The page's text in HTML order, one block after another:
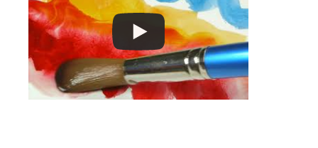
61930 Trosa, Sweden
info@colart.se